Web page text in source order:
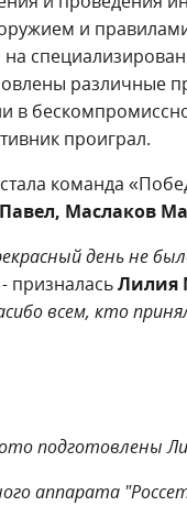
и
на
различные
в
проиграл.
команда
Маслаков
день не
призналасьЛилия
всем, кто
подготовлены
аппарата